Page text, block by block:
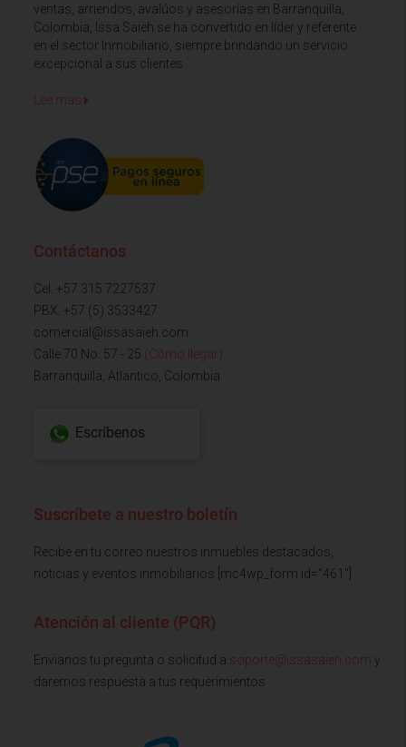
ventas, arriendos, avalúos y asesorías en Barranquilla,
Colombia, Issa Saieh se ha convertido en líder y referente
en el sector Inmobiliario, siempre brindando un servicio
excepcional a sus clientes
Lee mas
Contáctanos
Cel: +57 315 7227537
PBX: +57 (5) 3533427
comercial@issasaieh.com
Calle 70 No. 57 - 25 (Cómo llegar)
Barranquilla, Atlantico, Colombia
Escríbenos
Suscríbete a nuestro boletín
Recibe en tu correo nuestros inmuebles destacados,
noticias y eventos inmobiliarios [mc4wp_form id="461"]
Atención al cliente (PQR)
Envianos tu pregunta o solicitud a soporte@issasaieh.com y
daremos respuesta a tus requerimientos